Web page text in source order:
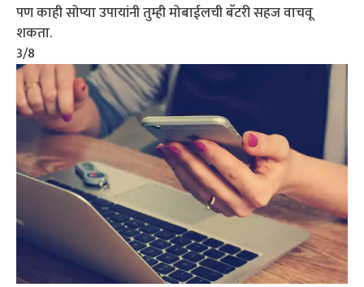
पण काही सोप्या उपायांनी तुम्ही मोबाईलची बॅटरी सहज वाचवू
शकता.
3/8